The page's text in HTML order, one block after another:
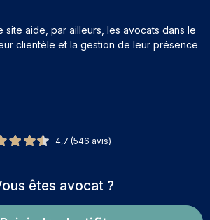
site aide, par ailleurs, les avocats dans le
clientèle et la gestion de leur présence
4,7 (546 avis)
êtes avocat ?